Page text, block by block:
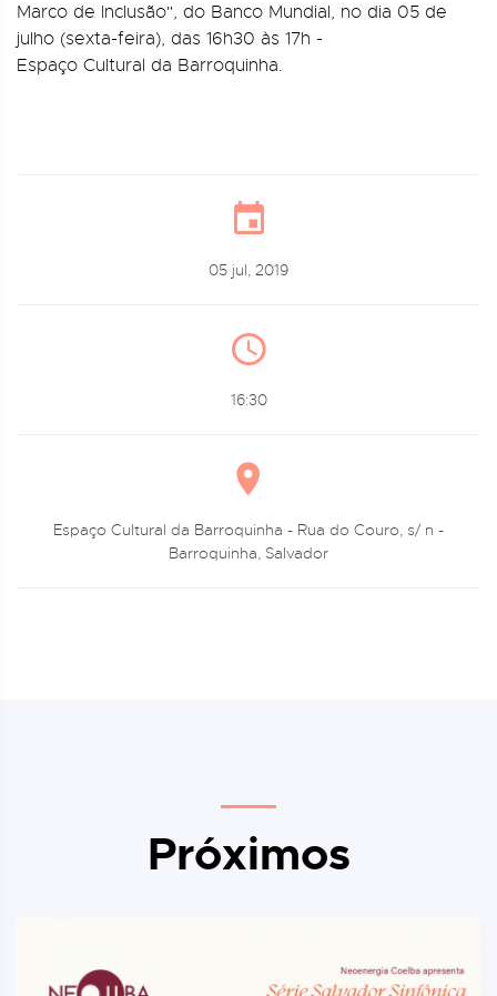
Marco de Inclusão", do Banco Mundial, no dia 05 de
julho (sexta-feira), das 16h30 às 17h -
Espaço Cultural da Barroquinha.
05 jul, 2019
16:30
Espaço Cultural da Barroquinha - Rua do Couro, s/ n -
Barroquinha, Salvador
Próximos